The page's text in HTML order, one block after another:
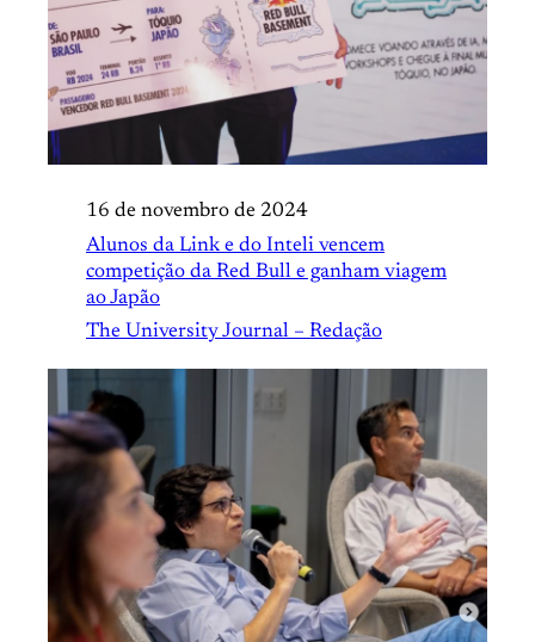
16 de novembro de 2024
Alunos da Link e do Inteli vencem
competição da Red Bull e ganham viagem
ao Japão
The University Journal – Redação